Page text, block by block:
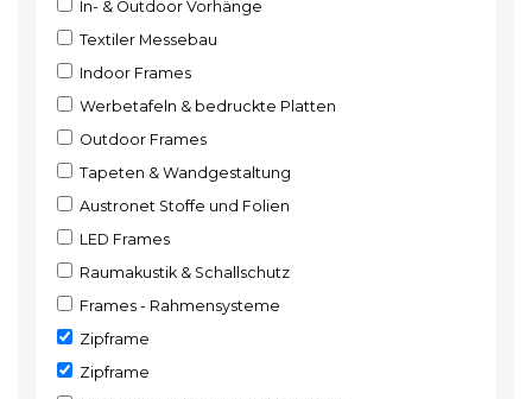
In- & Outdoor Vorhänge
Textiler Messebau
Indoor Frames
Werbetafeln & bedruckte Platten
Outdoor Frames
Tapeten & Wandgestaltung
Austronet Stoffe und Folien
LED Frames
Raumakustik & Schallschutz
Frames - Rahmensysteme
Zipframe
Zipframe